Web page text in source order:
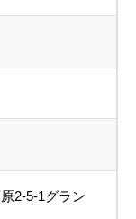
2-5-1グラン